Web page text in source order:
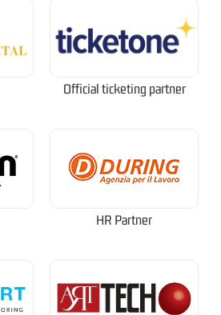
Official ticketing partner
HR Partner